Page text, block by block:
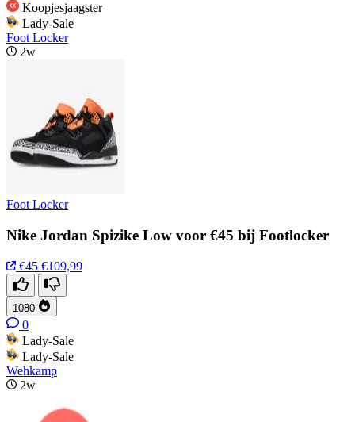
Koopjesjaagster
Lady-Sale
Foot Locker
2w
Foot Locker
Nike Jordan Spizike Low voor €45 bij Footlocker
€45 €109,99
1080
0
Lady-Sale
Lady-Sale
Wehkamp
2w